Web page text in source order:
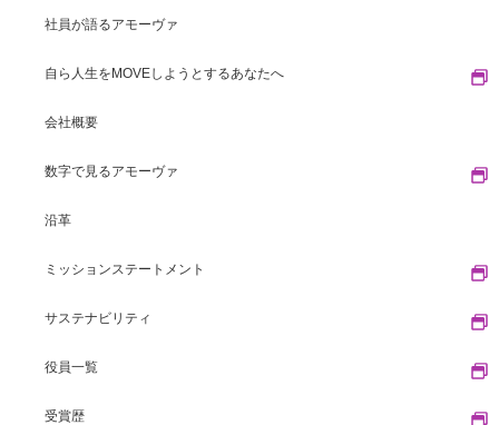
社員が語るアモーヴァ
自ら人生をMOVEしようとするあなたへ
会社概要
数字で見るアモーヴァ
沿革
ミッションステートメント
サステナビリティ
役員一覧
受賞歴